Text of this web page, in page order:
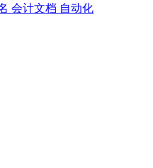
会计文档 自动化